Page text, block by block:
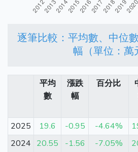
逐筆比較：平均數、中位
幅（單位：萬
平均
數
漲跌
幅
百分比
2025 19.6 -0.95 -4.64%
2024 20.55 -1.56 -7.05%